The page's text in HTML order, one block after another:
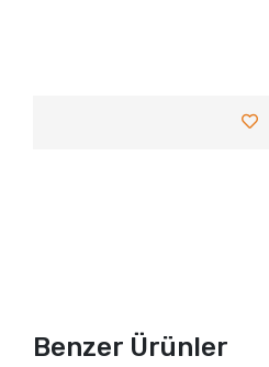
Benzer Ürünler